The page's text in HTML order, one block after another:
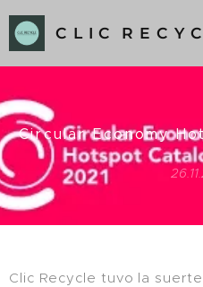
C L I C R E C Y
Circular Economy
Clic Recycle tuvo la